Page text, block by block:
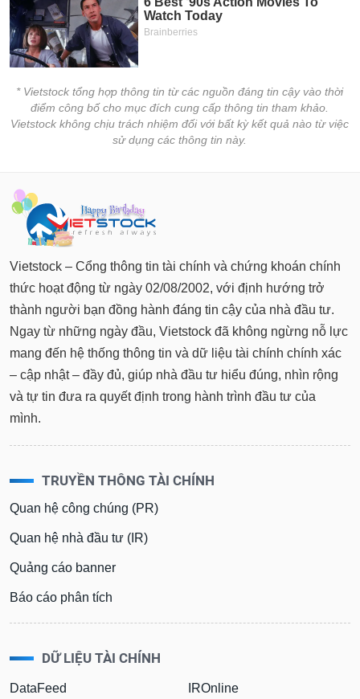
* Vietstock tổng hợp thông tin từ các nguồn đáng tin cậy vào thời
điểm công bố cho mục đích cung cấp thông tin tham khảo.
Vietstock không chịu trách nhiệm đối với bất kỳ kết quả nào từ việc
sử dụng các thông tin này.
Vietstock – Cổng thông tin tài chính và chứng khoán chính
thức hoạt động từ ngày 02/08/2002, với định hướng trở
thành người bạn đồng hành đáng tin cậy của nhà đầu tư.
Ngay từ những ngày đầu, Vietstock đã không ngừng nỗ lực
mang đến hệ thống thông tin và dữ liệu tài chính chính xác
– cập nhật – đầy đủ, giúp nhà đầu tư hiểu đúng, nhìn rộng
và tự tin đưa ra quyết định trong hành trình đầu tư của
mình.
TRUYỀN THÔNG TÀI CHÍNH
Quan hệ công chúng (PR)
Quan hệ nhà đầu tư (IR)
Quảng cáo banner
Báo cáo phân tích
DỮ LIỆU TÀI CHÍNH
DataFeed
IROnline